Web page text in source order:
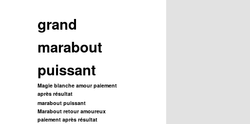
grand
marabout
puissant
Magie blanche amour paiement
après résultat
marabout puissant
Marabout retour amoureux
paiement après résultat